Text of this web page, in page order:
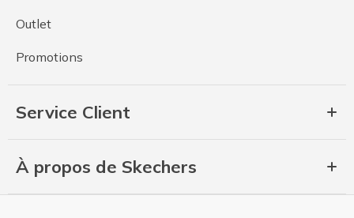
Outlet
Promotions
Service Client
À propos de Skechers